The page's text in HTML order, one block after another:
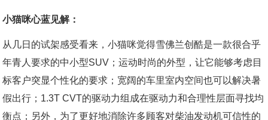
小猫咪心蓝见解：
从几日的试架感受看来，小猫咪觉得雪佛兰创酷是一款很合乎
年青人要求的中小型SUV；运动时尚的外型，让它能够考虑目
标客户突显个性化的要求；宽阔的车里室内空间也可以解决暑
假出行；1.3T CVT的驱动力组成在驱动力和合理性层面寻找均
衡点；另外，为了更好地消除许多顾客对柴油发动机可信性的